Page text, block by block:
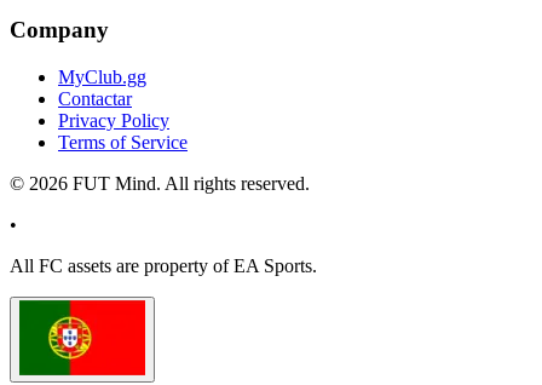
Company
MyClub.gg
Contactar
Privacy Policy
Terms of Service
© 2026 FUT Mind. All rights reserved.
•
All FC assets are property of EA Sports.